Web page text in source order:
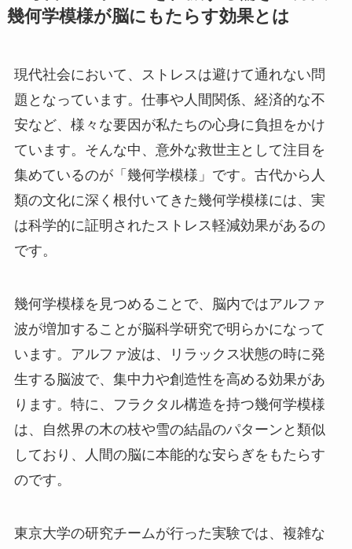
幾何学模様が脳にもたらす効果とは
現代社会において、ストレスは避けて通れない問
題となっています。仕事や人間関係、経済的な不
安など、様々な要因が私たちの心身に負担をかけ
ています。そんな中、意外な救世主として注目を
集めているのが「幾何学模様」です。古代から人
類の文化に深く根付いてきた幾何学模様には、実
は科学的に証明されたストレス軽減効果があるの
です。
幾何学模様を見つめることで、脳内ではアルファ
波が増加することが脳科学研究で明らかになって
います。アルファ波は、リラックス状態の時に発
生する脳波で、集中力や創造性を高める効果があ
ります。特に、フラクタル構造を持つ幾何学模様
は、自然界の木の枝や雪の結晶のパターンと類似
しており、人間の脳に本能的な安らぎをもたらす
のです。
東京大学の研究チームが行った実験では、複雑な